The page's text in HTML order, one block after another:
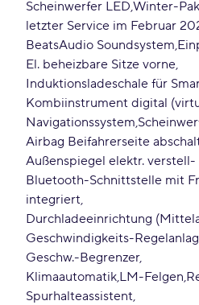
Scheinwerfer LED Winter-
letzter Service im Februar
BeatsAudio Soundsystem
El. beheizbare Sitze vorne
Induktionsladeschale für
Kombiinstrument digital
Navigationssystem
Airbag Beifahrerseite
Außenspiegel elektr.
Bluetooth-Schnittstelle mit
integriert
Durchladeeinrichtung
Geschwindigkeits-
Geschw.-Begrenzer
Klimaautomatik LM-Felgen
Spurhalteassistent